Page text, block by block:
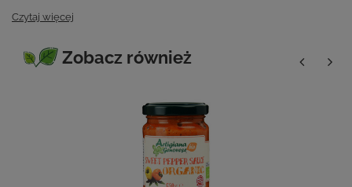
Czytaj więcej
Zobacz również